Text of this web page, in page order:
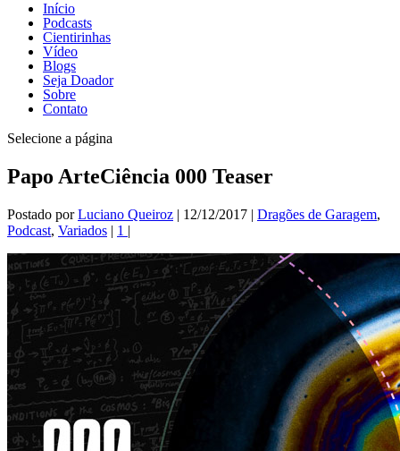
Início
Podcasts
Cientirinhas
Vídeo
Blogs
Seja Doador
Sobre
Contato
Selecione a página
Papo ArteCiência 000 Teaser
Postado porLuciano Queiroz | 12/12/2017 | Dragões de Garagem,
Podcast, Variados | 1 |